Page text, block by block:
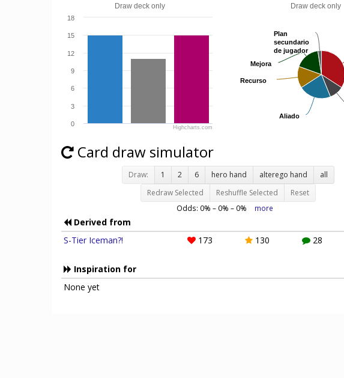
Draw deck only
0
3
6
9
12
15
18
Highcharts.com
Draw deck only
Aliado
Aliado
Recurso
Recurso
Mejora
Mejora
Plan
secundario
de jugador
Plan
secundario
de jugador
Card draw simulator
Draw: 1 2 6 hero hand alterego hand
all
Redraw Selected
Reshuffle Selected Reset
Odds: 0% – 0% – 0% more
Derived from
S-Tier Iceman?!
173 130 28
Inspiration for
None yet